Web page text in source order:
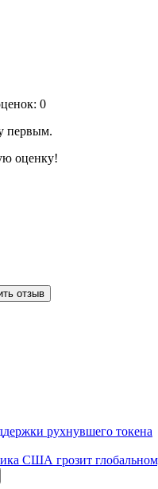
0
первым.
оценку!
отзыв
рухнувшего токена
США грозит